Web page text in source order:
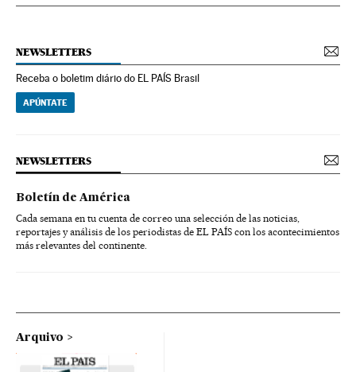
NEWSLETTERS
Receba o boletim diário do EL PAÍS Brasil
APÚNTATE
NEWSLETTERS
Boletín de América
Cada semana en tu cuenta de correo una selección de las noticias,
reportajes y análisis de los periodistas de EL PAÍS con los acontecimientos
más relevantes del continente.
Arquivo